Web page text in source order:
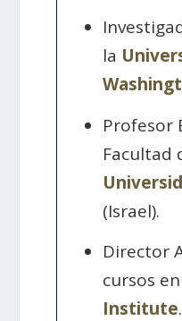
la
Profesor
Facultad
(Israel).
Director
cursos
Institute.